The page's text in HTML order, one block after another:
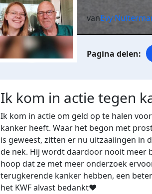
vanEvy
Ik kom in actie tegen
Ik kom in actie om geld op te halen
kanker heeft. Waar het begon met
is geweest, zitten er nu uitzaaiingen in
de nek. Hij wordt daardoor nooit meer
hoop dat ze met meer onderzoek
terugkerende kanker hebben, een
het KWF alvast bedankt❤️